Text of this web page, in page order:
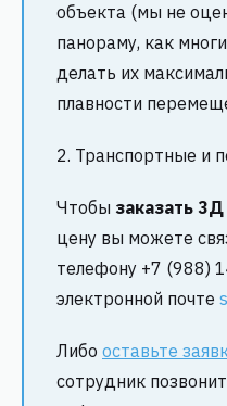
объекта (мы не
панораму, как
делать их
плавности
2. Транспортные и
Чтобы заказать 3Д
цену вы можете
телефону +7 (988)
электронной почте
Либо оставьте
сотрудник